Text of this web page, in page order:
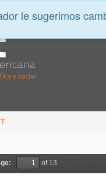
of 13
le sugerimos